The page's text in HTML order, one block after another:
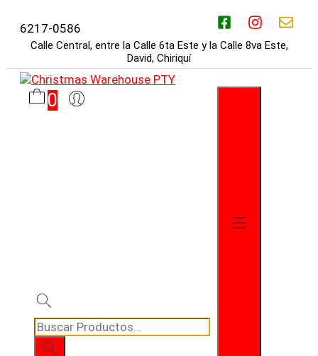
contenido
6217-0586
Calle Central, entre la Calle 6ta Este y la Calle 8va Este,
David, Chiriquí
0
Búsqueda
de